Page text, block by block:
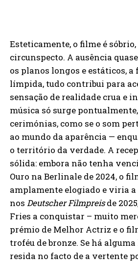
Esteticamente, o filme é
circunspecto. A ausência
os planos longos e estáticos,
límpida, tudo contribui para
sensação de realidade crua e
música só surge
cerimónias, como se o som
ao mundo da aparência —
o território da verdade. A
sólida: embora não tenha
Ouro na Berlinale de 2024, o
amplamente elogiado e viria
nos Deutscher Filmpreisde
Fries a conquistar – muito
prémio de Melhor Actriz e o
troféu de bronze. Se há
resida no facto de a vertente